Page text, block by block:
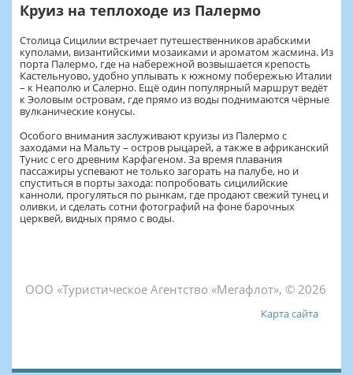
Круиз на теплоходе из Палермо
Столица Сицилии встречает путешественников арабскими
куполами, византийскими мозаиками и ароматом жасмина. Из
порта Палермо, где на набережной возвышается крепость
Кастельнуово, удобно уплывать к южному побережью Италии
– к Неаполю и Салерно. Ещё один популярный маршрут ведёт
к Эоловым островам, где прямо из воды поднимаются чёрные
вулканические конусы.
Особого внимания заслуживают круизы из Палермо с
заходами на Мальту – остров рыцарей, а также в африканский
Тунис с его древним Карфагеном. За время плавания
пассажиры успевают не только загорать на палубе, но и
спуститься в порты захода: попробовать сицилийские
канноли, прогуляться по рынкам, где продают свежий тунец и
оливки, и сделать сотни фотографий на фоне барочных
церквей, видных прямо с воды.
ООО «Туристическое Агентство «Мегафлот», © 2026
Карта сайта